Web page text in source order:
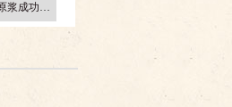
私人定制酒65度芝麻香型生态原浆成功上线！